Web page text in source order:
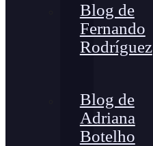
Blog de
Fernando
Rodríguez
Blog de
Adriana
Botelho